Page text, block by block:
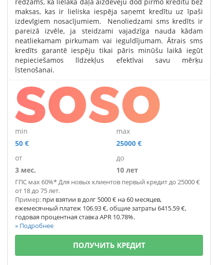
maksas, kas ir lieliska iespēja saņemt kredītu uz īpaši
izdevīgiem nosacījumiem. Nenoliedzami sms kredīts ir
pareizā izvēle, ja steidzami vajadzīga nauda kādam
neatliekamam pirkumam vai ieguldījumam. Ātrais sms
kredīts garantē iespēju tikai pāris minūšu laikā iegūt
nepieciešamos līdzekļus efektīvai savu mērķu
īstenošanai.
min
50 €
max
25000 €
от
3 мес.
до
10 лет
ГПС мах 60%* Для новых клиентов первый кредит до 25000 €
от 18 до 75 лет.
Пример: при взятии в долг 5000 € на 60 месяцев,
ежемесячный платеж 106.93 €, общие затраты 6415.59 €,
годовая процентная ставка APR 10.78%.
» Подробнее
ПОЛУЧИТЬ КРЕДИТ